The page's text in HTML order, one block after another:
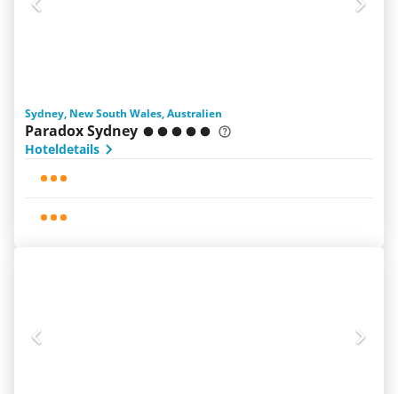
Sydney, New South Wales, Australien
Paradox Sydney
Hoteldetails